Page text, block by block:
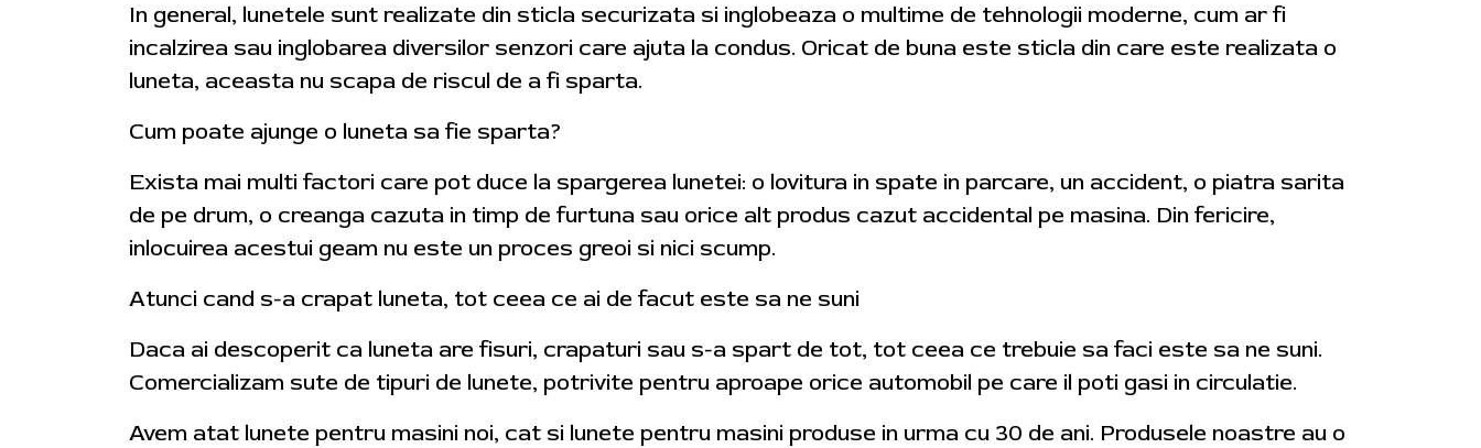
In general, lunetele sunt realizate din sticla securizata si inglobeaza o multime de tehnologii moderne, cum ar fi
incalzirea sau inglobarea diversilor senzori care ajuta la condus. Oricat de buna este sticla din care este realizata o
luneta, aceasta nu scapa de riscul de a fi sparta.
Cum poate ajunge o luneta sa fie sparta?
Exista mai multi factori care pot duce la spargerea lunetei: o lovitura in spate in parcare, un accident, o piatra sarita
de pe drum, o creanga cazuta in timp de furtuna sau orice alt produs cazut accidental pe masina. Din fericire,
inlocuirea acestui geam nu este un proces greoi si nici scump.
Atunci cand s-a crapat luneta, tot ceea ce ai de facut este sa ne suni
Daca ai descoperit ca luneta are fisuri, crapaturi sau s-a spart de tot, tot ceea ce trebuie sa faci este sa ne suni.
Comercializam sute de tipuri de lunete, potrivite pentru aproape orice automobil pe care il poti gasi in circulatie.
Avem atat lunete pentru masini noi, cat si lunete pentru masini produse in urma cu 30 de ani. Produsele noastre au o